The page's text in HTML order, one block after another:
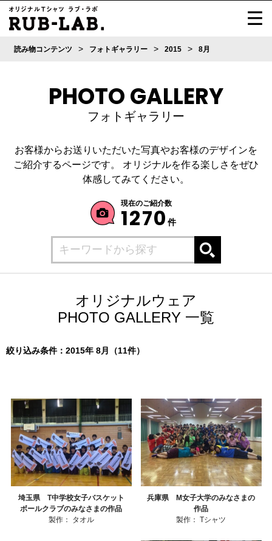
読み物コンテンツ > フォトギャラリー > 2015 > 8月
PHOTO GALLERY
フォトギャラリー
お客様からお送りいただいた写真やお客様のデザインを
ご紹介するページです。
オリジナルを作る楽しさをぜひ
体感してみてください。
現在のご紹介数
1270 件
オリジナルウェア
PHOTO GALLERY 一覧
絞り込み条件：2015年 8月（11件）
埼玉県 T中学校女子バスケット
ボールクラブのみなさまの作品
製作：
タオル
兵庫県 M女子大学のみなさまの
作品
製作： Tシャツ